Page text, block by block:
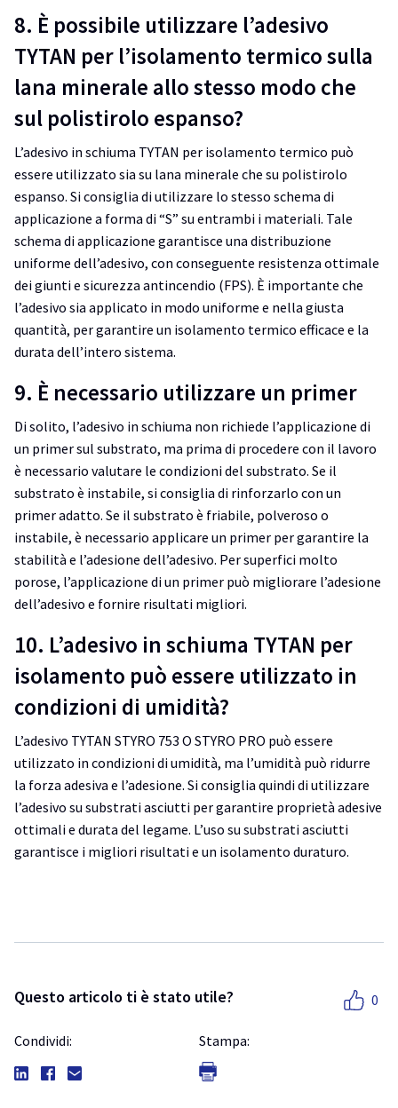
8. È possibile utilizzare l’adesivo
TYTAN per l’isolamento termico sulla
lana minerale allo stesso modo che
sul polistirolo espanso?
L’adesivo in schiuma TYTAN per isolamento termico può
essere utilizzato sia su lana minerale che su polistirolo
espanso. Si consiglia di utilizzare lo stesso schema di
applicazione a forma di “S” su entrambi i materiali. Tale
schema di applicazione garantisce una distribuzione
uniforme dell’adesivo, con conseguente resistenza ottimale
dei giunti e sicurezza antincendio (FPS). È importante che
l’adesivo sia applicato in modo uniforme e nella giusta
quantità, per garantire un isolamento termico efficace e la
durata dell’intero sistema.
9. È necessario utilizzare un primer
Di solito, l’adesivo in schiuma non richiede l’applicazione di
un primer sul substrato, ma prima di procedere con il lavoro
è necessario valutare le condizioni del substrato. Se il
substrato è instabile, si consiglia di rinforzarlo con un
primer adatto. Se il substrato è friabile, polveroso o
instabile, è necessario applicare un primer per garantire la
stabilità e l’adesione dell’adesivo. Per superfici molto
porose, l’applicazione di un primer può migliorare l’adesione
dell’adesivo e fornire risultati migliori.
10. L’adesivo in schiuma TYTAN per
isolamento può essere utilizzato in
condizioni di umidità?
L’adesivo TYTAN STYRO 753 O STYRO PRO può essere
utilizzato in condizioni di umidità, ma l’umidità può ridurre
la forza adesiva e l’adesione. Si consiglia quindi di utilizzare
l’adesivo su substrati asciutti per garantire proprietà adesive
ottimali e durata del legame. L’uso su substrati asciutti
garantisce i migliori risultati e un isolamento duraturo.
Questo articolo ti è stato utile? 0
Condividi: Stampa: